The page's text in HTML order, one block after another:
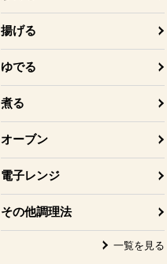
揚げる
ゆでる
煮る
オーブン
電子レンジ
その他調理法
一覧を見る